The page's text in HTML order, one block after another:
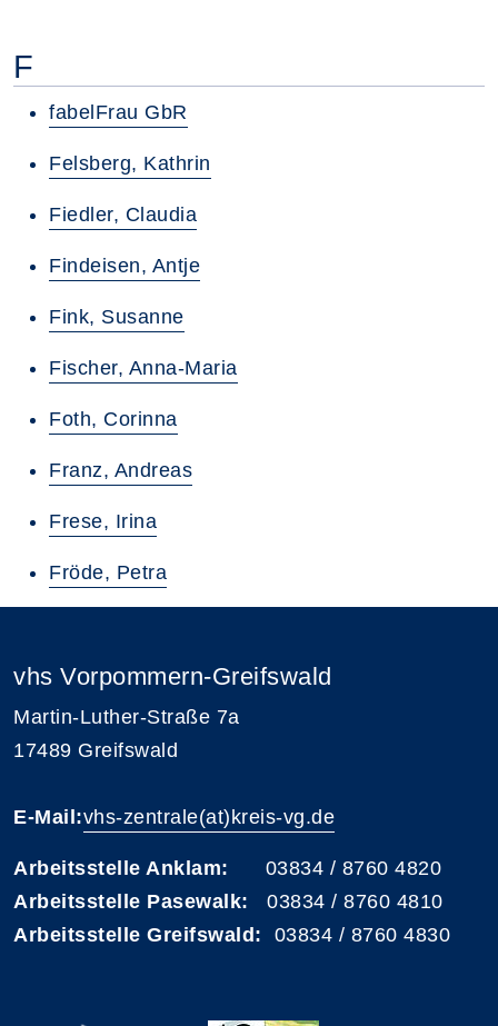
F
fabelFrau GbR
Felsberg, Kathrin
Fiedler, Claudia
Findeisen, Antje
Fink, Susanne
Fischer, Anna-Maria
Foth, Corinna
Franz, Andreas
Frese, Irina
Fröde, Petra
vhs Vorpommern-Greifswald
Martin-Luther-Straße 7a
17489 Greifswald
E-Mail:vhs-zentrale(at)kreis-vg.de
Arbeitsstelle Anklam: 03834 / 8760 4820
Arbeitsstelle Pasewalk: 03834 / 8760 4810
Arbeitsstelle Greifswald: 03834 / 8760 4830